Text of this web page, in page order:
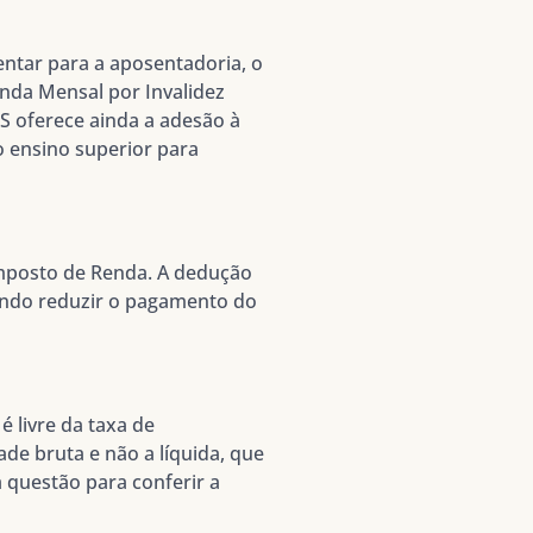
para a aposentadoria, o
Mensal por Invalidez
oferece ainda a adesão à
ensino superior para
de Renda. A dedução
reduzir o pagamento do
livre da taxa de
bruta e não a líquida, que
questão para conferir a